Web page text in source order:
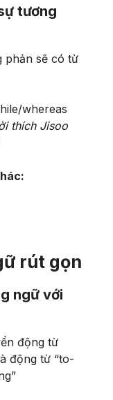
tương
phản sẽ có từ
whereas
thích Jisoo
rút gọn
ngữ với
động từ
động từ “to-